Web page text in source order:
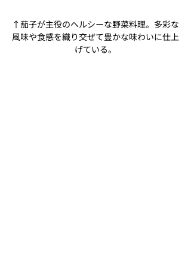
↑茄子が主役のヘルシーな野菜料理。多彩な
風味や食感を織り交ぜて豊かな味わいに仕上
げている。